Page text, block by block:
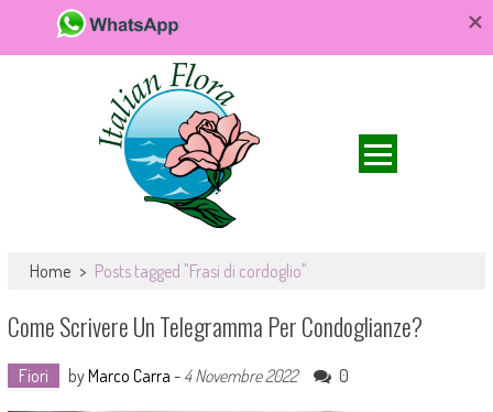
domicilio, rose e bouquet
floreali. Fiori da acquistare online e consegnare a domicilio per ogni
Home > Posts tagged "Frasi di cordoglio"
Come Scrivere Un Telegramma Per Condoglianze?
Fiori byMarco Carra - 4 Novembre 2022 0